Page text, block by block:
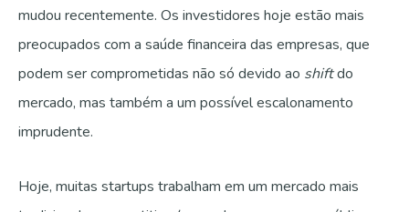
mudou recentemente. Os investidores hoje estão mais
preocupados com a saúde financeira das empresas, que
podem ser comprometidas não só devido ao shiftdo
mercado, mas também a um possível escalonamento
imprudente.
Hoje, muitas startups trabalham em um mercado mais